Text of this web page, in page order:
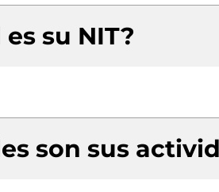
es su NIT?
son sus